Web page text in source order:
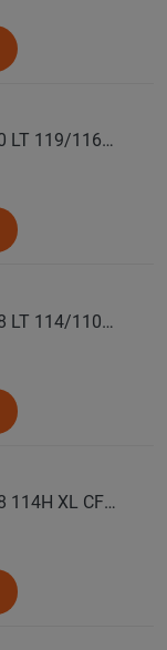
COMFORSER Автошина 265/55 R20 LT 119/116R CF1100 10PR RWL лето
COMFORSER Автошина 265/60 R18 LT 114/110S CF1100 8PR RWL лето
COMFORSER Автошина 265/60 R18 114H XL CF1100 RWL лето